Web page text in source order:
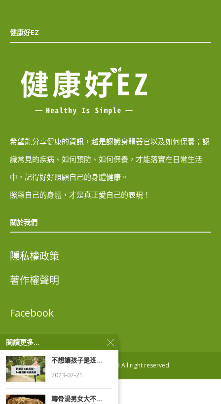
健康好EZ
希望能分享健康的資訊，越是認識身體器官以及如何保養；認
識常見的疾病、如何預防、如何保養，才能落實在日常生活
中，記得好好照顧自己的身體健康。
照顧自己的身體，才是真正愛自己的表現！
關於我們
隱私權政策
著作權聲明
Facebook
Copyright ® ezhealth123 All right reserved.
閱讀更多...
不想讓孩子是班...
2023-07-21
轉骨湯男女大不...